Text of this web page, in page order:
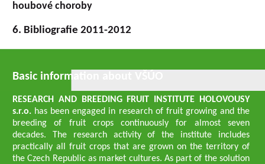
houbové choroby
6. Bibliografie 2011-2012
Basic information about VŠÚO
RESEARCH AND BREEDING FRUIT INSTITUTE HOLOVOUSY
s.r.o. has been engaged in research of fruit growing and the
breeding of fruit crops continuously for almost seven
decades. The research activity of the institute includes
practically all fruit crops that are grown on the territory of
the Czech Republic as market cultures. As part of the solution